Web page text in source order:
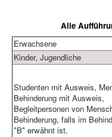
Alle
Erwachsene
Kinder, Jugendliche
Studenten mit Ausweis,
Behinderung mit Ausweis,
Begleitpersonen von
Behinderung, falls im
"B" erwähnt ist.